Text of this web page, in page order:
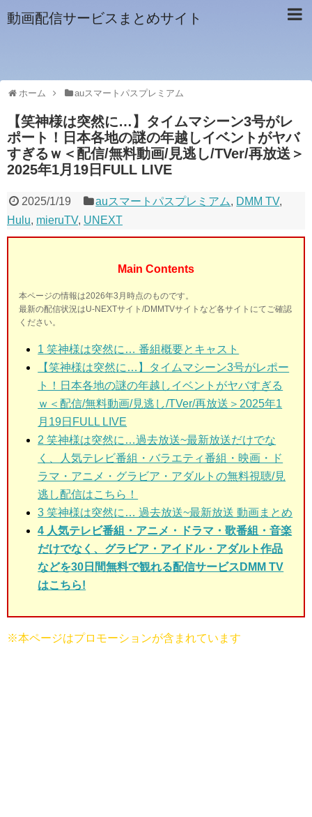
動画配信サービスまとめサイト
ホーム auスマートパスプレミアム
【笑神様は突然に…】タイムマシーン3号がレ
ポート！日本各地の謎の年越しイベントがヤバ
すぎるｗ＜配信/無料動画/見逃し/TVer/再放送＞
2025年1月19日FULL LIVE
2025/1/19 auスマートパスプレミアム, DMM TV,
Hulu, mieruTV, UNEXT
Main Contents
本ページの情報は2026年3月時点のものです。
最新の配信状況はU-NEXTサイト/DMMTVサイトなど各サイトにてご確認
ください。
1 笑神様は突然に… 番組概要とキャスト
【笑神様は突然に…】タイムマシーン3号がレポー
ト！日本各地の謎の年越しイベントがヤバすぎる
ｗ＜配信/無料動画/見逃し/TVer/再放送＞2025年1
月19日FULL LIVE
2 笑神様は突然に…過去放送~最新放送だけでな
く、人気テレビ番組・バラエティ番組・映画・ド
ラマ・アニメ・グラビア・アダルトの無料視聴/見
逃し配信はこちら！
3 笑神様は突然に… 過去放送~最新放送 動画まとめ
4 人気テレビ番組・アニメ・ドラマ・歌番組・音楽
だけでなく、グラビア・アイドル・アダルト作品
などを30日間無料で観れる配信サービスDMM TV
はこちら!
※本ページはプロモーションが含まれています